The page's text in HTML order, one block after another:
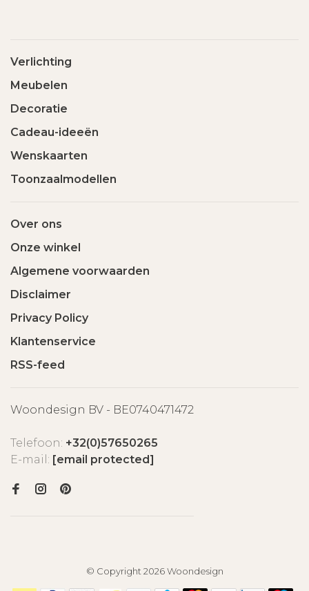
Verlichting
Meubelen
Decoratie
Cadeau-ideeën
Wenskaarten
Toonzaalmodellen
Over ons
Onze winkel
Algemene voorwaarden
Disclaimer
Privacy Policy
Klantenservice
RSS-feed
Woondesign BV - BE0740471472
Telefoon: +32(0)57650265
E-mail: [email protected]
© Copyright 2026 Woondesign